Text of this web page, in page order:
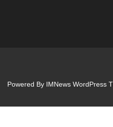
Powered By IMNews WordPress